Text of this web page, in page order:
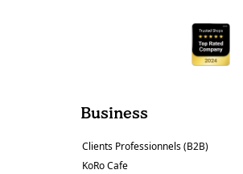
Business
Clients Professionnels (B2B)
KoRo Cafe